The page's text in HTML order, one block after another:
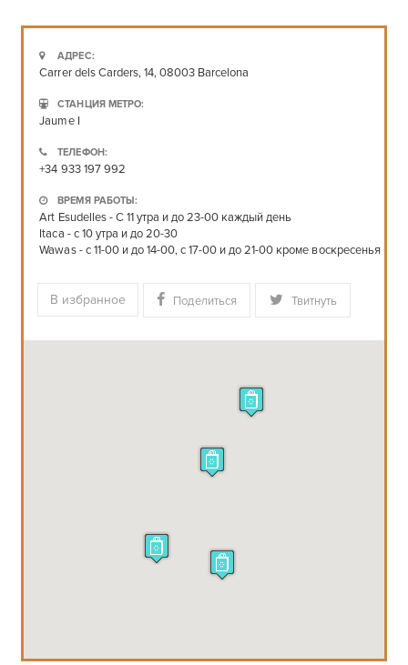
АДРЕС:
Carrer dels Carders, 14, 08003 Barcelona
СТАНЦИЯ МЕТРО:
Jaume I
ТЕЛЕФОН:
+34 933 197 992
ВРЕМЯ РАБОТЫ:
Art Esudelles - С 11 утра и до 23-00 каждый день
Itaca - с 10 утра и до 20-30
Wawas - с 11-00 и до 14-00, с 17-00 и до 21-00 кроме воскресенья
В избранное Поделиться Твитнуть